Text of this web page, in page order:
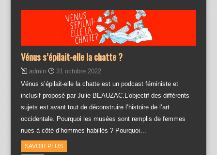
Vénus s’épilait-elle la chatte ?
admin
31 octobre 2022
Vénus s’épilait-elle la chatte est un podcast féministe et
inclusif proposé par Julie BEAUZAC.L’objectif des différents
sujets est avant tout de déconstruire l’histoire de l’art
occidentale. Pourquoi les musées sont remplis de femmes
nues à côté d’hommes habillés ? Pourquoi…
SAVOIR PLUS